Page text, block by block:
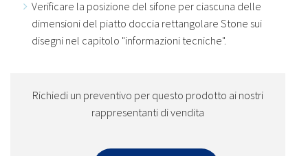
Verificare la posizione del sifone per ciascuna delle
dimensioni del piatto doccia rettangolare Stone sui
disegni nel capitolo "informazioni tecniche".
Richiedi un preventivo per questo prodotto ai nostri
rappresentanti di vendita